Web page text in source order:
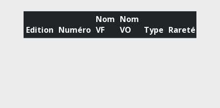
Edition Numéro
Nom
VF
Nom
VO
Type Rareté